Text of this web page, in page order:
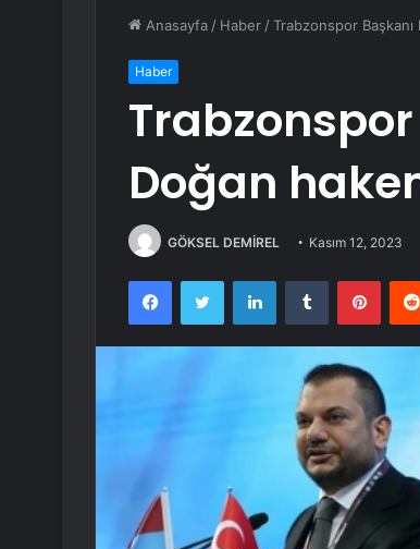
Anasayfa / Haber /Trabzonspor
Haber
Doğan
GÖKSEL DEMİREL Kasım 12, 2023
FacebookTwitter LinkedInTumblr